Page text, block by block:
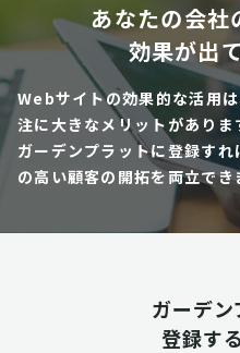
あなたの会
効果が出
Webサイトの効果的な活用
注に大きなメリットがありま
ガーデンプラットに登録す
の高い顧客の開拓を両立でき
ガーデ
登録す